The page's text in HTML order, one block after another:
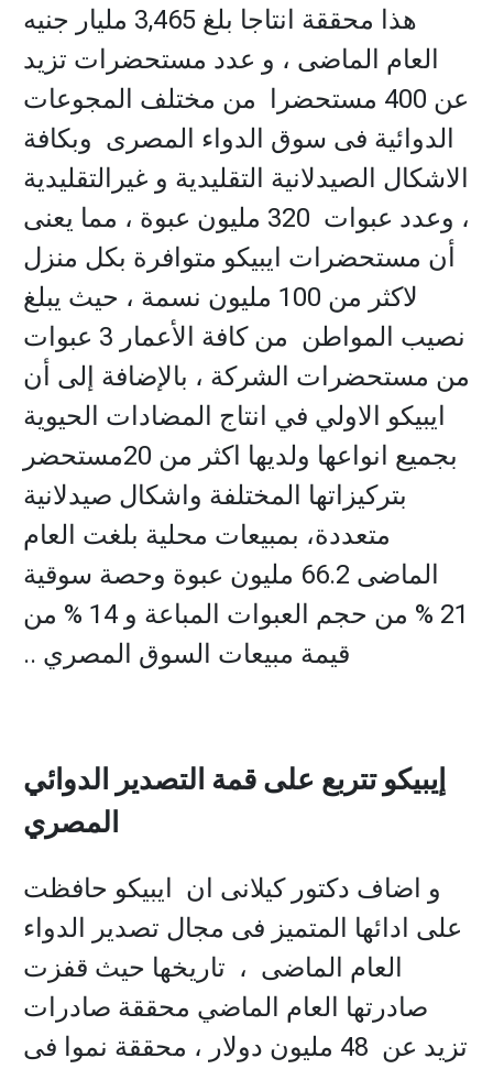
هذا محققة انتاجا بلغ 3,465 مليار جنيه
العام الماضى ، و عدد مستحضرات تزيد
عن 400 مستحضرا من مختلف المجوعات
الدوائية فى سوق الدواء المصرى وبكافة
الاشكال الصيدلانية التقليدية و غيرالتقليدية
، وعدد عبوات 320 مليون عبوة ، مما يعنى
أن مستحضرات ايبيكو متوافرة بكل منزل
لاكثر من 100 مليون نسمة ، حيث يبلغ
نصيب المواطن من كافة الأعمار 3 عبوات
من مستحضرات الشركة ، بالإضافة إلى أن
ايبيكو الاولي في انتاج المضادات الحيوية
بجميع انواعها ولديها اكثر من 20مستحضر
بتركيزاتها المختلفة واشكال صيدلانية
متعددة، بمبيعات محلية بلغت العام
الماضى 66.2 مليون عبوة وحصة سوقية
21 % من حجم العبوات المباعة و 14 % من
قيمة مبيعات السوق المصري ..
إيبيكو تتربع على قمة التصدير الدوائي
المصري
و اضاف دكتور كيلانى ان ايبيكو حافظت
على ادائها المتميز فى مجال تصدير الدواء
العام الماضى ، تاريخها حيث قفزت
صادرتها العام الماضي محققة صادرات
تزيد عن 48 مليون دولار ، محققة نموا فى